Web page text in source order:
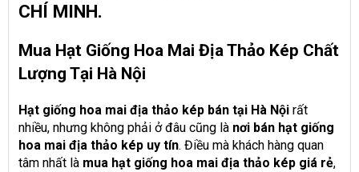
CHÍ MINH.
Mua Hạt Giống Hoa Mai Địa Thảo Kép Chất
Lượng Tại Hà Nội
Hạt giống hoa mai địa thảo kép bán tại Hà Nội rất
nhiều, nhưng không phải ở đâu cũng là nơi bán hạt giống
hoa mai địa thảo kép uy tín. Điều mà khách hàng quan
tâm nhất là mua hạt giống hoa mai địa thảo kép giá rẻ,